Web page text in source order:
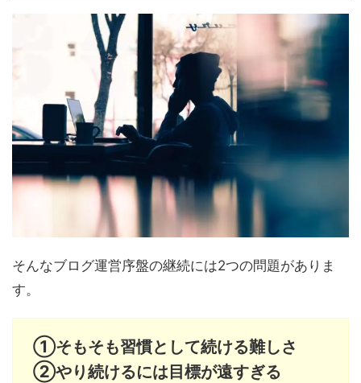
そんなブログ運営序盤の継続には2つの問題がありま
す。
①そもそも習慣として続ける難しさ
②やり続けるには目標が遠すぎる